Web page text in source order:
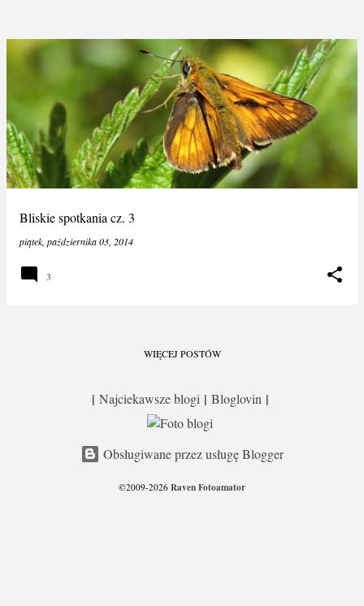
Bliskie spotkania cz. 3
piątek, października 03, 2014
3
WIĘCEJ POSTÓW
| Najciekawsze blogi | Bloglovin |
Obsługiwane przez usługę Blogger
©2009-2026 Raven Fotoamator